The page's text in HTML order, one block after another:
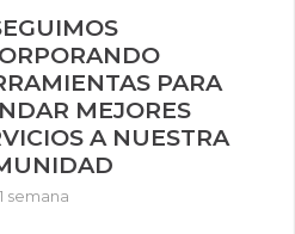
PARA
MEJORES
A NUESTRA
semana